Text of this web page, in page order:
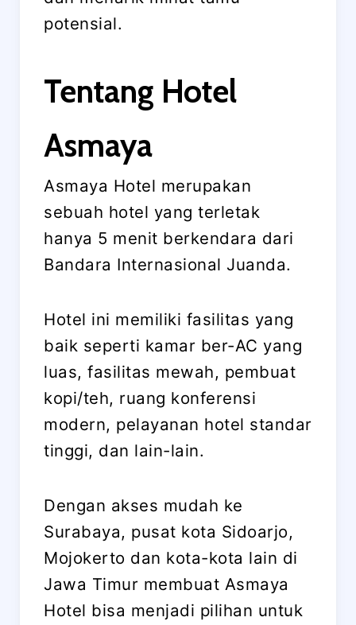
potensial.
Tentang Hotel
Asmaya
Asmaya Hotel merupakan
sebuah hotel yang terletak
hanya 5 menit berkendara dari
Bandara Internasional Juanda.
Hotel ini memiliki fasilitas yang
baik seperti kamar ber-AC yang
luas, fasilitas mewah, pembuat
kopi/teh, ruang konferensi
modern, pelayanan hotel standar
tinggi, dan lain-lain.
Dengan akses mudah ke
Surabaya, pusat kota Sidoarjo,
Mojokerto dan kota-kota lain di
Jawa Timur membuat Asmaya
Hotel bisa menjadi pilihan untuk